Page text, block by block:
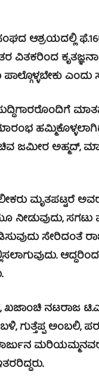
ಆಶ್ರಯದಲ್ಲಿ
ವಿತಕರಿಂದ
ಎಂದು
ಜಮೀರ ಅಹ್ಮದ್,
ಅವರ
ನೀಡುವುದು,
ಸೇರಿದಂತೆ
ನಟರಾಜ ಟಿ.ಎ.,
ಅಂಬಲಿ,
ಮರಿಯಮ್ಮನವರ,